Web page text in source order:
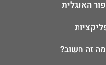
האנגלית
זה חשוב?